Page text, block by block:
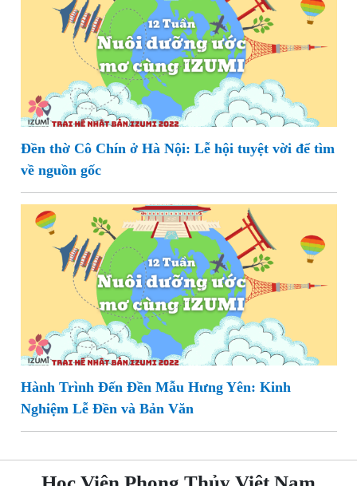
Đền thờ Cô Chín ở Hà Nội: Lễ hội tuyệt vời để tìm
về nguồn gốc
Hành Trình Đến Đền Mẫu Hưng Yên: Kinh
Nghiệm Lễ Đền và Bản Văn